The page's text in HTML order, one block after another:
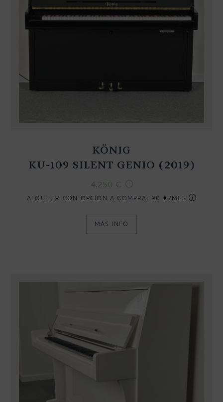
KÖNIG
KU-109 SILENT GENIO (2019)
4.250 €
ALQUILER CON OPCIÓN A COMPRA: 90 €/MES
MÁS INFO